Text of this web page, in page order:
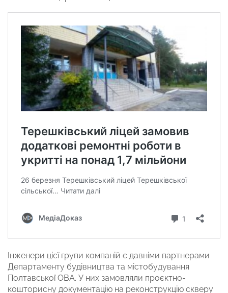
Інженери цієї групи компаній є давніми партнерами
Департаменту будівництва та містобудування
Полтавської ОВА. У них замовляли проєктно-
кошторисну документацію на реконструкцію скверу